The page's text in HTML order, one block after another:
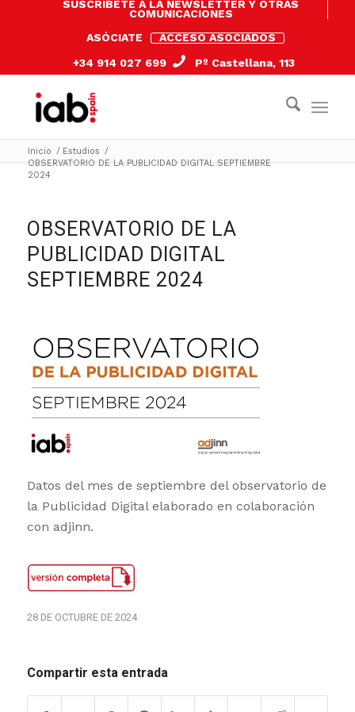
SUSCRÍBETE A LA NEWSLETTER Y OTRAS
COMUNICACIONES
ASÓCIATE
ACCESO ASOCIADOS
+34 914 027 699
Pº Castellana, 113
Inicio / Estudios /
OBSERVATORIO DE LA PUBLICIDAD DIGITAL SEPTIEMBRE
2024
OBSERVATORIO DE LA
PUBLICIDAD DIGITAL
SEPTIEMBRE 2024
Datos del mes de septiembre del observatorio de
la Publicidad Digital elaborado en colaboración
con adjinn.
28 DE OCTUBRE DE 2024
Compartir esta entrada